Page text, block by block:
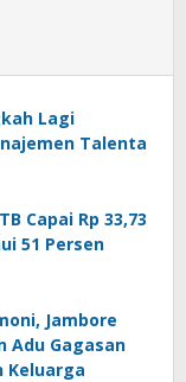
Lagi
Talenta
Capai Rp 33,73
51 Persen
Jambore
Adu Gagasan
Keluarga